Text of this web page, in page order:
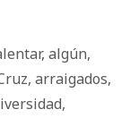
, algún,
, arraigados,
,